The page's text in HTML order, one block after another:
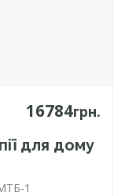
16784грн.
для дому
1